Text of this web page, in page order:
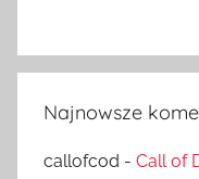
Najnowsze
callofcod - Call of